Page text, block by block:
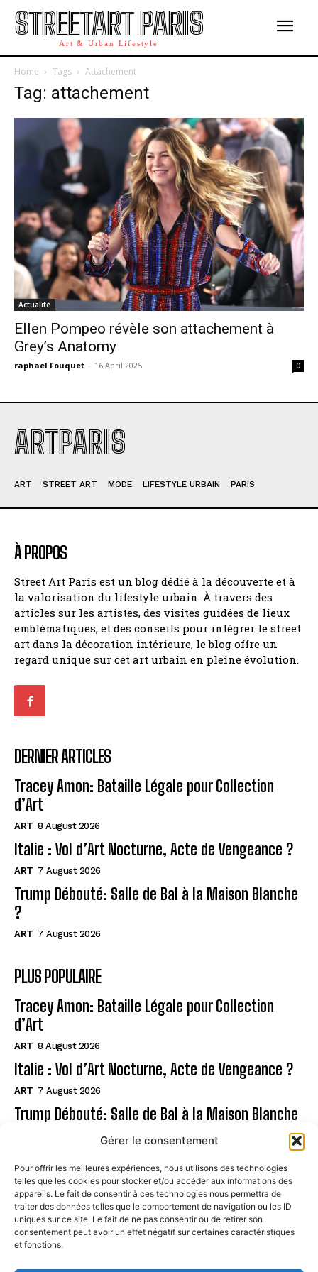
Gérer le consentement
Pour offrir les meilleures expériences, nous utilisons des technologies
telles que les cookies pour stocker et/ou accéder aux informations des
appareils. Le fait de consentir à ces technologies nous permettra de
traiter des données telles que le comportement de navigation ou les ID
uniques sur ce site. Le fait de ne pas consentir ou de retirer son
consentement peut avoir un effet négatif sur certaines caractéristiques
et fonctions.
STREETART PARIS
Art & Urban Lifestyle
Home Tags Attachement
Tag: attachement
Actualité
Ellen Pompeo révèle son attachement à
Grey’s Anatomy
raphael Fouquet - 16 April 2025 0
ARTPARIS
ART STREET ART MODE LIFESTYLE URBAIN PARIS
À PROPOS
Street Art Paris est un blog dédié à la découverte et à
la valorisation du lifestyle urbain. À travers des
articles sur les artistes, des visites guidées de lieux
emblématiques, et des conseils pour intégrer le street
art dans la décoration intérieure, le blog offre un
regard unique sur cet art urbain en pleine évolution.
DERNIER ARTICLES
Tracey Amon: Bataille Légale pour Collection
d’Art
ART 8 August 2026
Italie : Vol d’Art Nocturne, Acte de Vengeance ?
ART 7 August 2026
Trump Débouté: Salle de Bal à la Maison Blanche
?
ART 7 August 2026
PLUS POPULAIRE
Tracey Amon: Bataille Légale pour Collection
d’Art
ART 8 August 2026
Italie : Vol d’Art Nocturne, Acte de Vengeance ?
ART 7 August 2026
Trump Débouté: Salle de Bal à la Maison Blanche
Page
CONTACT
MENTIONS LÉGALES